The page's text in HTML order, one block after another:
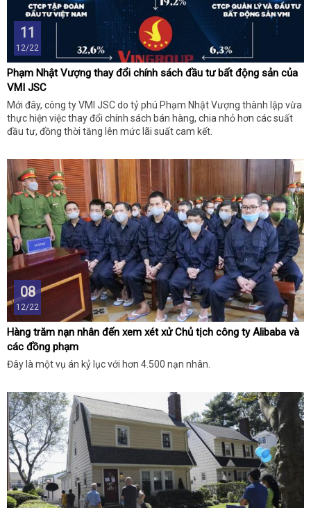
11
12/22
Phạm Nhật Vượng thay đổi chính sách đầu tư bất động sản của
VMI JSC
Mới đây, công ty VMI JSC do tỷ phú Phạm Nhật Vượng thành lập vừa
thực hiện việc thay đổi chính sách bán hàng, chia nhỏ hơn các suất
đầu tư, đồng thời tăng lên mức lãi suất cam kết.
08
12/22
Hàng trăm nạn nhân đến xem xét xử Chủ tịch công ty Alibaba và
các đồng phạm
Đây là một vụ án kỷ lục với hơn 4.500 nạn nhân.